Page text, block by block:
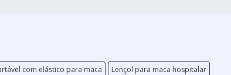
com elástico para maca Lençol para maca hospitalar